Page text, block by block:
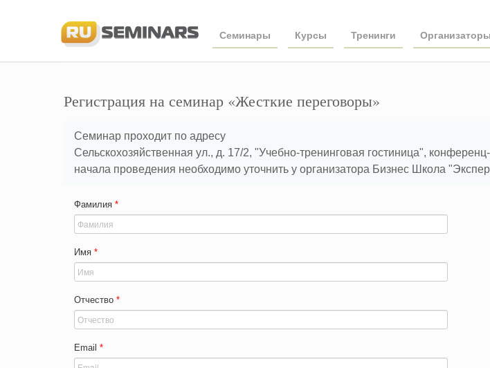
Семинары Курсы Тренинги Организаторы
Регистрация на семинар «Жесткие переговоры»
Семинар проходит по адресу
Сельскохозяйственная ул., д. 17/2, "Учебно-тренинговая гостиница",
начала проведения необходимо уточнить у организатора Бизнес Школа
Фамилия *
Имя *
Отчество *
Email *